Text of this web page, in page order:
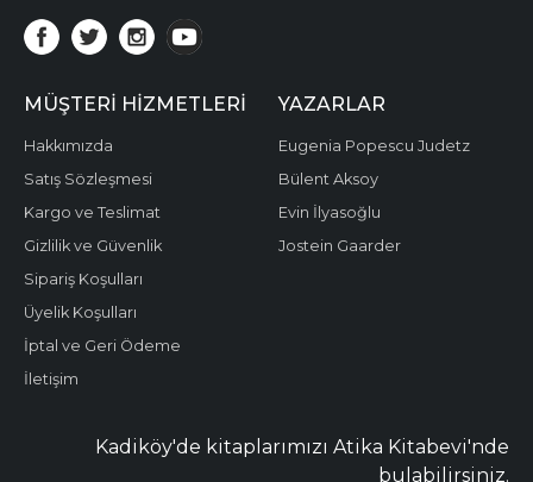
MÜŞTERI HIZMETLERI
Hakkımızda
Satış Sözleşmesi
Kargo ve Teslimat
Gizlilik ve Güvenlik
Sipariş Koşulları
Üyelik Koşulları
İptal ve Geri Ödeme
İletişim
YAZARLAR
Eugenia Popescu Judetz
Bülent Aksoy
Evin İlyasoğlu
Jostein Gaarder
Kadiköy'de kitaplarımızı Atika Kitabevi'nde
bulabilirsiniz.